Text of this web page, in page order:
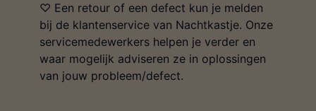
♡ Een retour of een defect kun je melden
bij de klantenservice van Nachtkastje. Onze
servicemedewerkers helpen je verder en
waar mogelijk adviseren ze in oplossingen
van jouw probleem/defect.